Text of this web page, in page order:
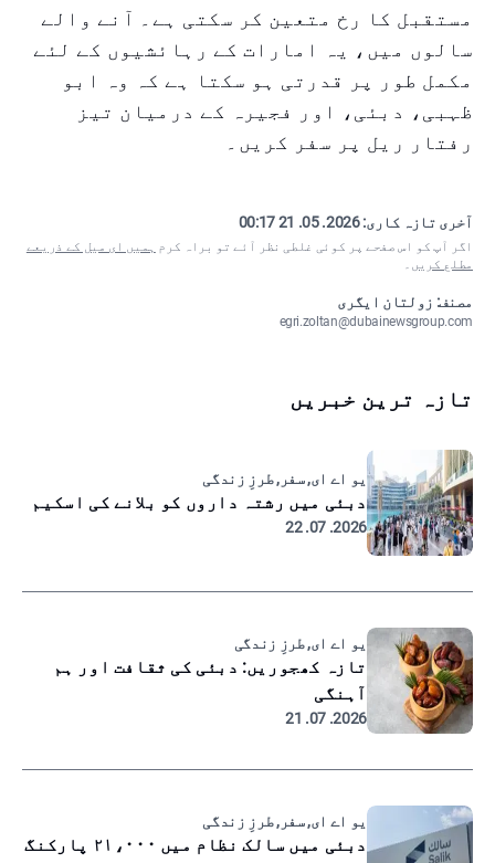
مستقبل کا رخ متعین کر سکتی ہے۔ آنے والے
سالوں میں، یہ امارات کے رہائشیوں کے لئے
مکمل طور پر قدرتی ہو سکتا ہے کہ وہ ابو
ظہبی، دبئی، اور فجیرہ کے درمیان تیز
رفتار ریل پر سفر کریں۔
آخری تازہ کاری:2026. 05. 21 00:17
اگر آپ کو اس صفحے پر کوئی غلطی نظر آئے تو براہ کرم ہمیں ای میل کے ذریعے
مطلع کریں ۔
مصنف: زولتان ایگری
egri.zoltan@dubainewsgroup.com
تازہ ترین خبریں
یو اے ای, سفر, طرزِ زندگی
دبئی میں رشتہ داروں کو بلانے کی اسکیم
2026. 07. 22
یو اے ای, طرزِ زندگی
تازہ کھجوریں: دبئی کی ثقافت اور ہم
آہنگی
2026. 07. 21
یو اے ای, سفر, طرزِ زندگی
دبئی میں سالک نظام میں ۲۱،۰۰۰ پارکنگ